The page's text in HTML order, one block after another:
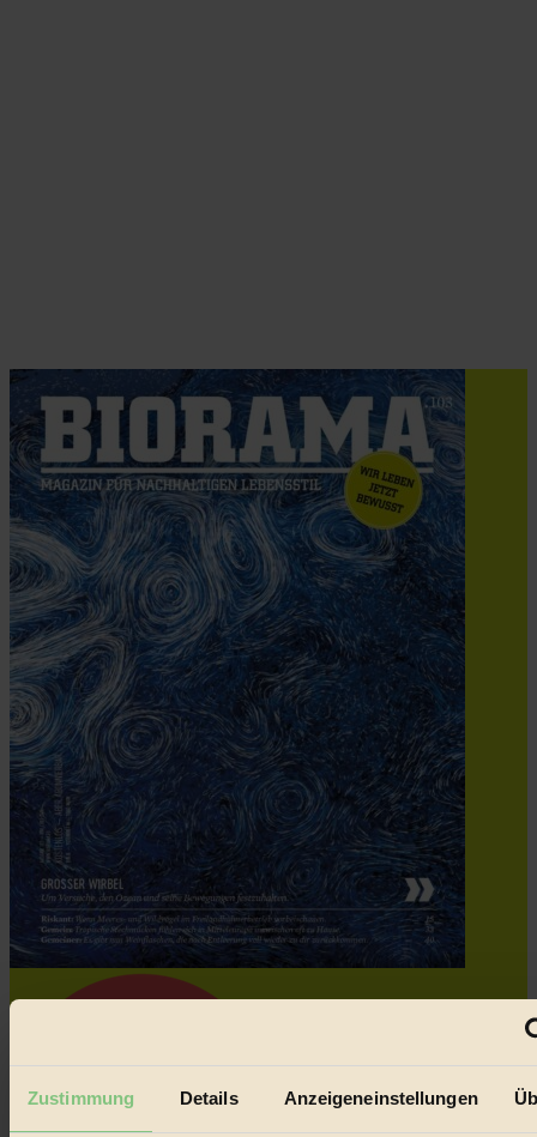
Zustimmung Details Anzeigeneinstellungen